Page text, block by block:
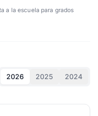
a la escuela para grados
2026 2025 2024